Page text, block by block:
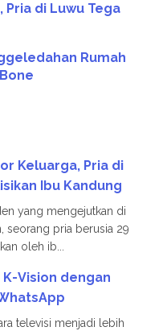
Pria di Luwu Tega
Rumah
Keluarga, Pria di
Ibu Kandung
yang mengejutkan di
seorang pria berusia 29
oleh ib...
Vision dengan
televisi menjadi lebih